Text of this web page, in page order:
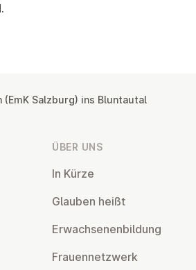
(EmK Salzburg) ins Bluntautal
ÜBER UNS
In Kürze
Glauben heißt
Er­wach­se­nen­bil­dung
Frau­en­netz­werk